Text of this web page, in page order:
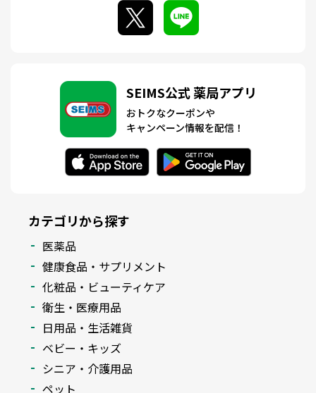
SEIMS公式 薬局アプリ
おトクなクーポンや
キャンペーン情報を配信！
カテゴリから探す
医薬品
健康食品・サプリメント
化粧品・ビューティケア
衛生・医療用品
日用品・生活雑貨
ベビー・キッズ
シニア・介護用品
ペット